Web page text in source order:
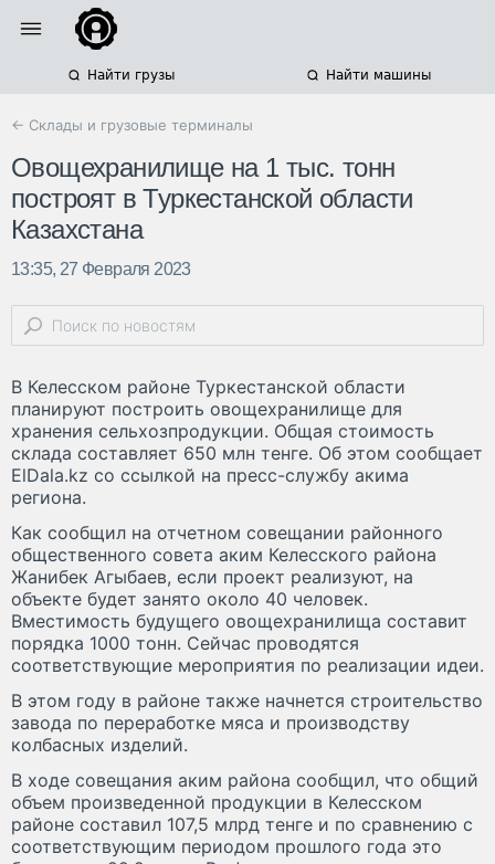
Найти грузы Найти машины
← Склады и грузовые терминалы
Овощехранилище на 1 тыс. тонн
построят в Туркестанской области
Казахстана
13:35, 27 Февраля 2023
В Келесском районе Туркестанской области
планируют построить овощехранилище для
хранения сельхозпродукции. Общая стоимость
склада составляет 650 млн тенге. Об этом сообщает
ElDala.kz со ссылкой на пресс-службу акима
региона.
Как сообщил на отчетном совещании районного
общественного совета аким Келесского района
Жанибек Агыбаев, если проект реализуют, на
объекте будет занято около 40 человек.
Вместимость будущего овощехранилища составит
порядка 1000 тонн. Сейчас проводятся
соответствующие мероприятия по реализации идеи.
В этом году в районе также начнется строительство
завода по переработке мяса и производству
колбасных изделий.
В ходе совещания аким района сообщил, что общий
объем произведенной продукции в Келесском
районе составил 107,5 млрд тенге и по сравнению с
соответствующим периодом прошлого года это